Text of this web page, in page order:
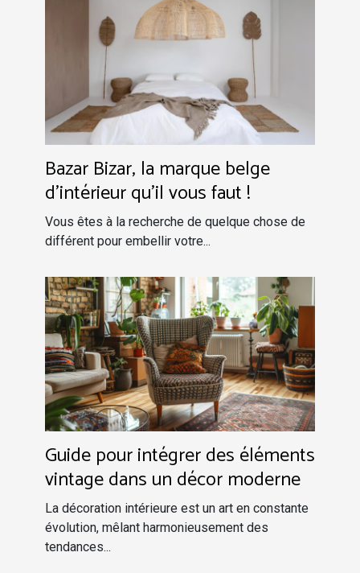
Bazar Bizar, la marque belge
d'intérieur qu'il vous faut !
Vous êtes à la recherche de quelque chose de
différent pour embellir votre...
Guide pour intégrer des éléments
vintage dans un décor moderne
La décoration intérieure est un art en constante
évolution, mêlant harmonieusement des
tendances...